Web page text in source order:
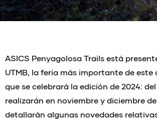
ASICS Penyagolosa Trails está
UTMB, la feria más importante de
que se celebrará la edición de 2024: del
realizarán en noviembre y diciembre
detallarán algunas novedades